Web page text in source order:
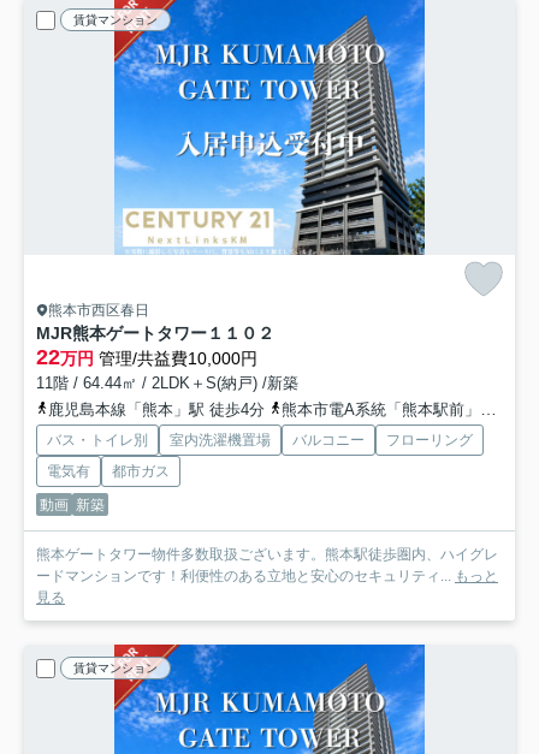
賃貸マンション
熊本市西区春日
MJR熊本ゲートタワー１１０２
22万円 管理/共益費10,000円
11階 / 64.44㎡ / 2LDK＋S(納戸) /新築
鹿児島本線「熊本」駅 徒歩4分
熊本市電A系統「熊本駅前」駅 徒歩5分
バス・トイレ別 室内洗濯機置場 バルコニー
フローリング
電気有
都市ガス
動画 新築
熊本ゲートタワー物件多数取扱ございます。熊本駅徒歩圏内、ハイグレ
ードマンションです！利便性のある立地と安心のセキュリティ... もっと
見る
賃貸マンション